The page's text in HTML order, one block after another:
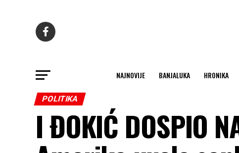
NAJNOVIJE BANJALUKA HRONIKA
POLITIKA
I ĐOKIĆ DOSPIO